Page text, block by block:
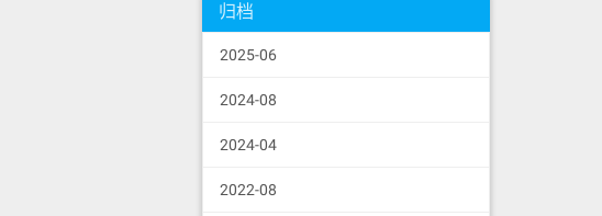
归档
2025-06
2024-08
2024-04
2022-08